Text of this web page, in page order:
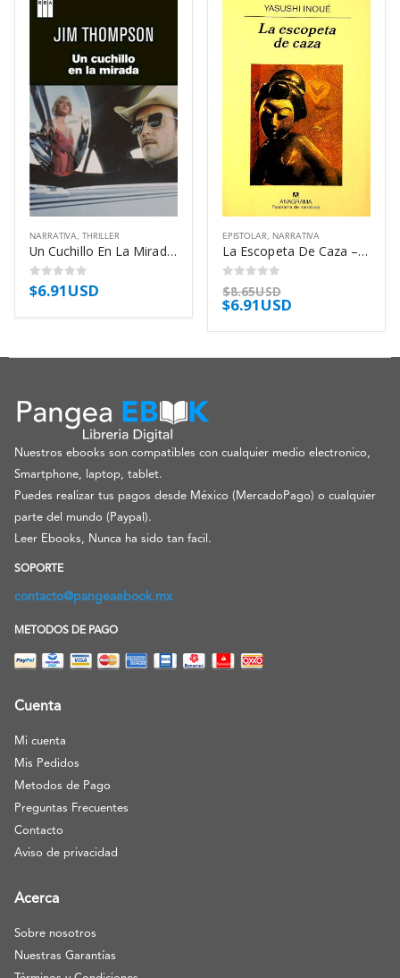
NARRATIVA, THRILLER
Un Cuchillo En La Mirada – Thompson Jim
0out of 5
$6.91USD
EPISTOLAR , NARRATIVA
La Escopeta De Caza – Inoue Yasushi
0out of 5
$8.65USD
$6.91USD
Nuestros ebooks son compatibles con cualquier medio electronico,
Smartphone, laptop, tablet.
Puedes realizar tus pagos desde México (MercadoPago) o cualquier
parte del mundo (Paypal).
Leer Ebooks, Nunca ha sido tan facil.
SOPORTE
contacto@pangeaebook.mx
METODOS DE PAGO
Cuenta
Mi cuenta
Mis Pedidos
Metodos de Pago
Preguntas Frecuentes
Contacto
Aviso de privacidad
Acerca
Sobre nosotros
Nuestras Garantías